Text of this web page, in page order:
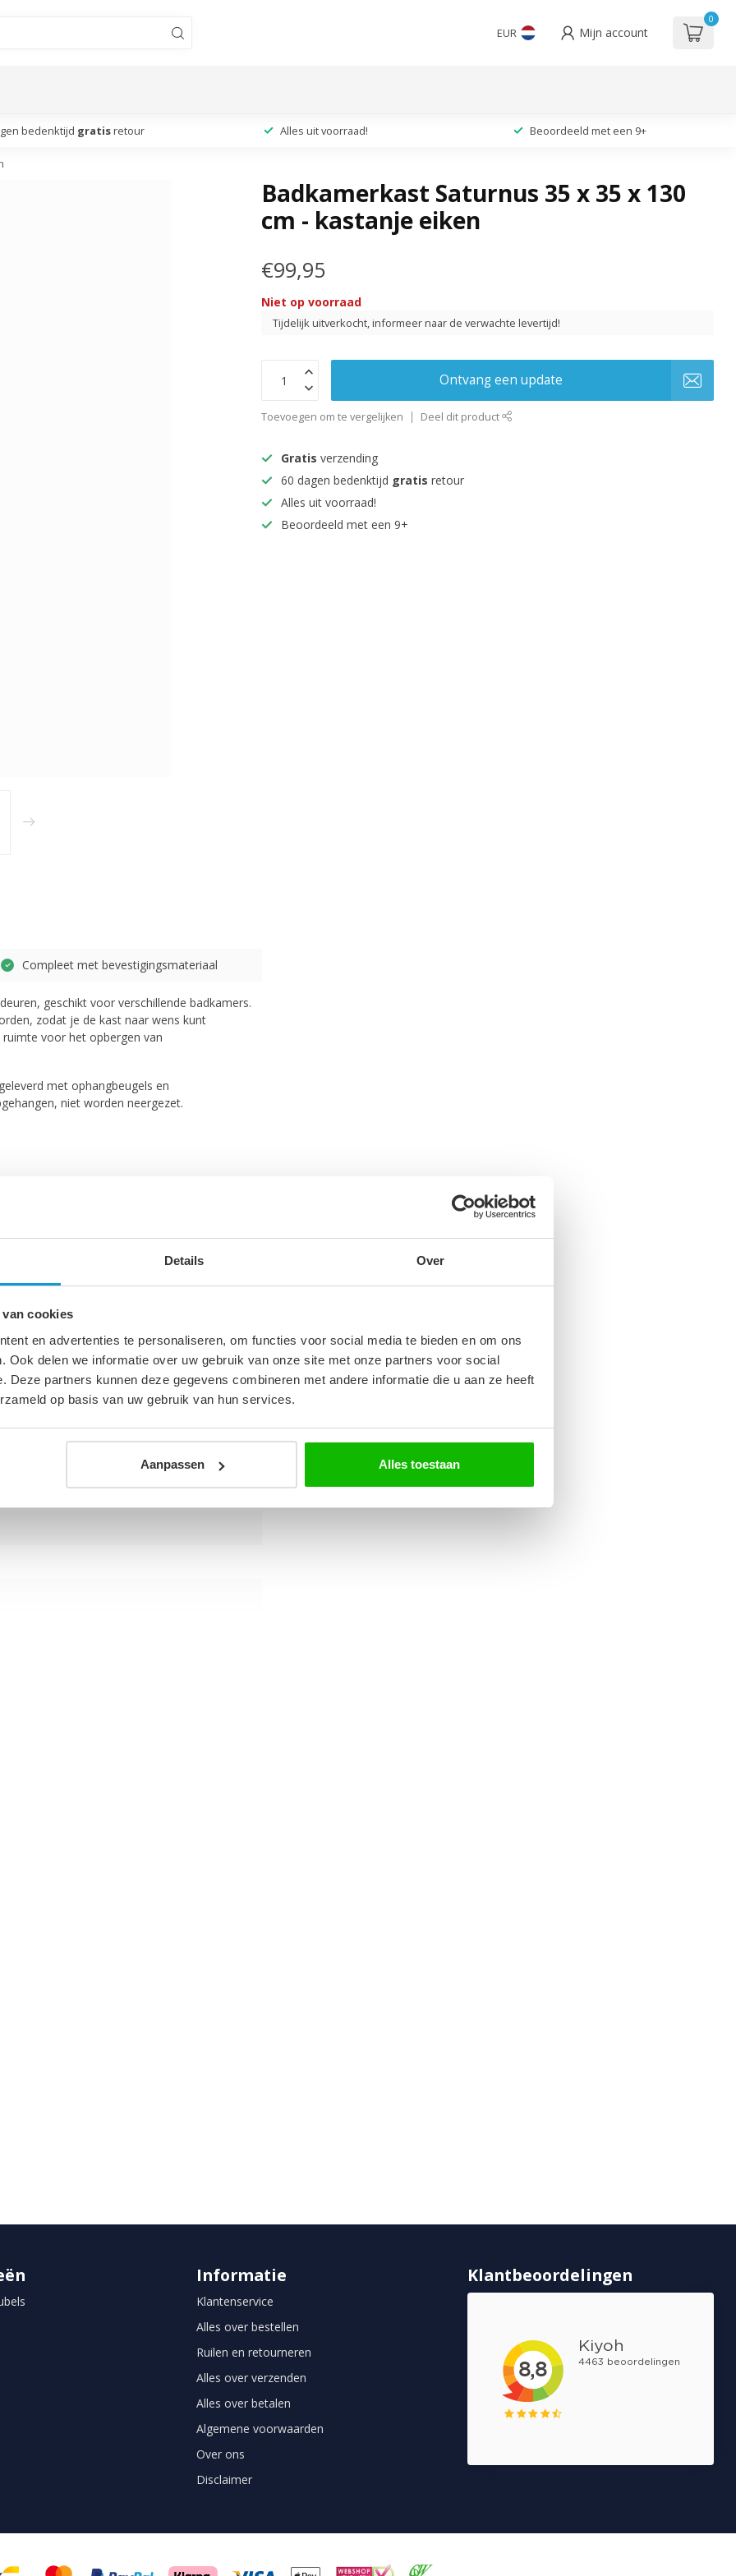
Details Over
cookies
en advertenties te personaliseren, om functies voor social media te bieden en om ons
Ook delen we informatie over uw gebruik van onze site met onze partners voor social
Deze partners kunnen deze gegevens combineren met andere informatie die u aan ze heeft
op basis van uw gebruik van hun services.
Aanpassen Alles toestaan
EUR Mijn account
0
bedenktijd gratis retour Alles uit voorraad! Beoordeeld met een 9+
Badkamerkast Saturnus 35 x 35 x 130
cm - kastanje eiken
€99,95
Niet op voorraad
Tijdelijk uitverkocht, informeer naar de verwachte levertijd!
Ontvang een update
Toevoegen om te vergelijken Deel dit product
Gratis verzending
60 dagen bedenktijd gratis retour
Alles uit voorraad!
Beoordeeld met een 9+
Compleet met bevestigingsmateriaal
geschikt voor verschillende badkamers.
zodat je de kast naar wens kunt
voor het opbergen van
met ophangbeugels en
niet worden neergezet.
Informatie
Klantenservice
Alles over bestellen
Ruilen en retourneren
Alles over verzenden
Alles over betalen
Algemene voorwaarden
Over ons
Disclaimer
Klantbeoordelingen